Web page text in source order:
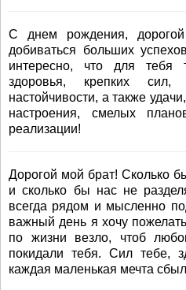
С днем рождения,
добиваться больших
интересно, что для
здоровья, крепких сил,
настойчивости, а также
настроения, смелых
реализации!
Дорогой мой брат! Сколько
и сколько бы нас не
всегда рядом и мысленно
важный день я хочу
по жизни везло, чтоб
покидали тебя. Сил тебе,
каждая маленькая мечта